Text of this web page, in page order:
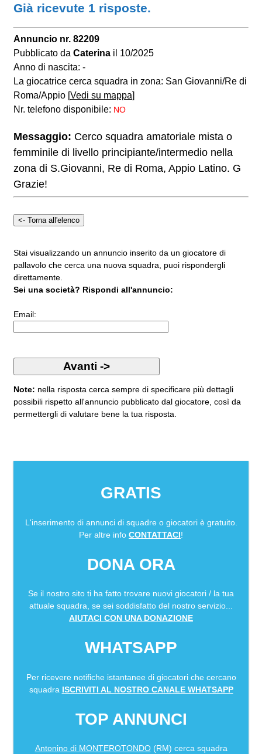
Già ricevute 1 risposte.
Annuncio nr. 82209
Pubblicato da Caterina il 10/2025
Anno di nascita: -
La giocatrice cerca squadra in zona: San Giovanni/Re di
Roma/Appio [Vedi su mappa]
Nr. telefono disponibile: NO
Messaggio: Cerco squadra amatoriale mista o
femminile di livello principiante/intermedio nella
zona di S.Giovanni, Re di Roma, Appio Latino. G
Grazie!
Stai visualizzando un annuncio inserito da un giocatore di
pallavolo che cerca una nuova squadra, puoi rispondergli
direttamente.
Sei una società? Rispondi all'annuncio:
Email:
Note: nella risposta cerca sempre di specificare più dettagli
possibili rispetto all'annuncio pubblicato dal giocatore, così da
permettergli di valutare bene la tua risposta.
GRATIS
L'inserimento di annunci di squadre o giocatori è gratuito.
Per altre info CONTATTACI!
DONA ORA
Se il nostro sito ti ha fatto trovare nuovi giocatori / la tua
attuale squadra, se sei soddisfatto del nostro servizio...
AIUTACI CON UNA DONAZIONE
WHATSAPP
Per ricevere notifiche istantanee di giocatori che cercano
squadra ISCRIVITI AL NOSTRO CANALE WHATSAPP
TOP ANNUNCI
Antonino di MONTEROTONDO(RM) cerca squadra